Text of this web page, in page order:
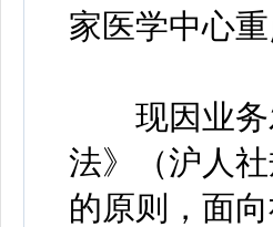
家医学中心重
现因业务
法》（沪人
的原则，面